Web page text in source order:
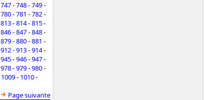
747-748-749-
780-781 -782-
813-814-815-
846-847-848-
879-880-881 -
912-913-914-
945-946-947-
978-979-980-
1009- 1010-
Page suivante